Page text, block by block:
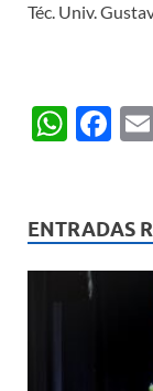
Téc. Univ.
W
s
A
F
b
o
ENTRADAS